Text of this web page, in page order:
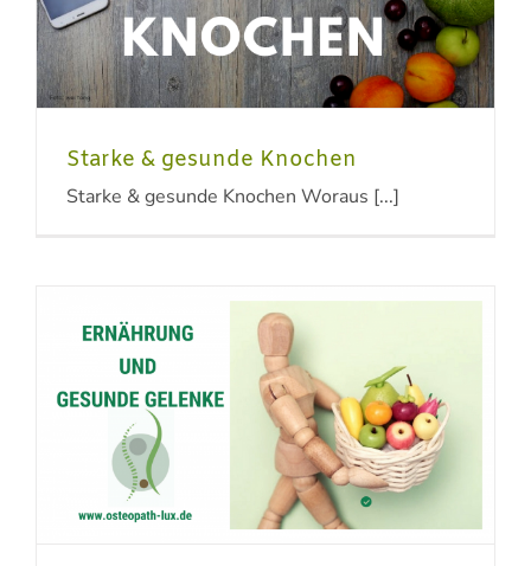
Starke & gesunde Knochen
Starke & gesunde Knochen Woraus [...]